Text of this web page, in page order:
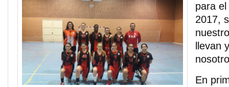
para el
2017,
llevan
En